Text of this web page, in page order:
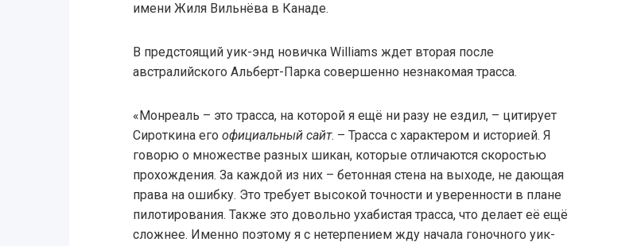
имени Жиля Вильнёва в Канаде.
В предстоящий уик-энд новичка Williams ждет вторая после
австралийского Альберт-Парка совершенно незнакомая трасса.
«Монреаль – это трасса, на которой я ещё ни разу не ездил, – цитирует
Сироткина его официальный сайт. – Трасса с характером и историей. Я
говорю о множестве разных шикан, которые отличаются скоростью
прохождения. За каждой из них – бетонная стена на выходе, не дающая
права на ошибку. Это требует высокой точности и уверенности в плане
пилотирования. Также это довольно ухабистая трасса, что делает её ещё
сложнее. Именно поэтому я с нетерпением жду начала гоночного уик-